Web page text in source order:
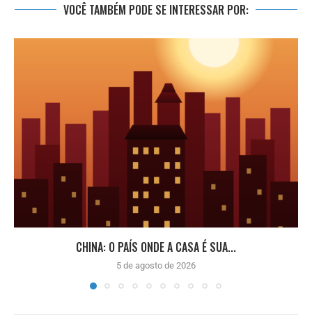
VOCÊ TAMBÉM PODE SE INTERESSAR POR:
CHINA: O PAÍS ONDE A CASA É SUA...
5 de agosto de 2026